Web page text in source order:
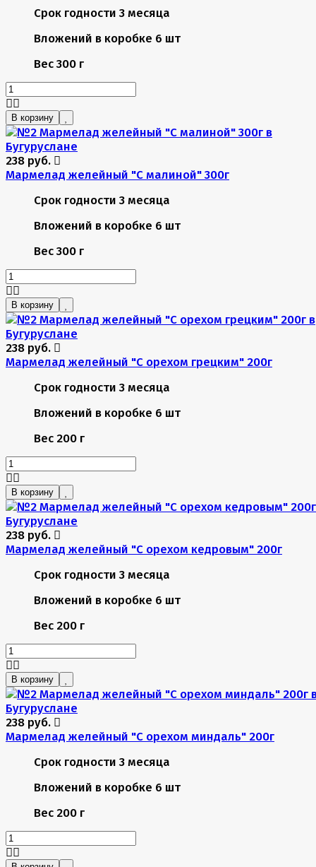
Срок годности 3 месяца
Вложений в коробке 6 шт
Вес 300 г
В корзину
238 руб.
Мармелад желейный "С малиной" 300г
Срок годности 3 месяца
Вложений в коробке 6 шт
Вес 300 г
В корзину
238 руб.
Мармелад желейный "С орехом грецким" 200г
Срок годности 3 месяца
Вложений в коробке 6 шт
Вес 200 г
В корзину
238 руб.
Мармелад желейный "С орехом кедровым" 200г
Срок годности 3 месяца
Вложений в коробке 6 шт
Вес 200 г
В корзину
238 руб.
Мармелад желейный "С орехом миндаль" 200г
Срок годности 3 месяца
Вложений в коробке 6 шт
Вес 200 г